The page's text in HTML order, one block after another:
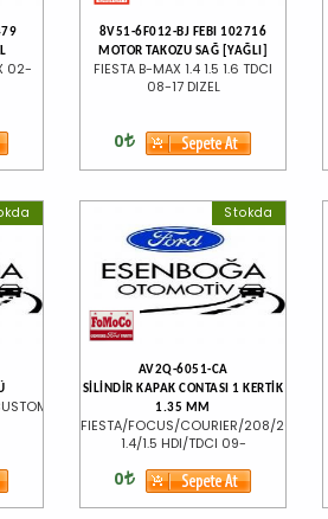
02-
8V51-6F012-BJ FEBI 102716
MOTOR TAKOZU SAĞ [YAĞLI]
FIESTA B-MAX 1.4 1.5 1.6 TDCI
08-17 DIZEL
0
1.5/1.6
Stokda
AV2Q-6051-CA
SİLİNDİR KAPAK CONTASI 1 KERTİK
1.35 MM
FIESTA/FOCUS/COURIER/208/2008
1.4/1.5 HDI/TDCI 09-
0